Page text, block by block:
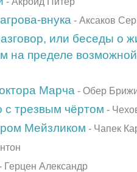
внука - Аксаков
или беседы о
на пределе
Марча - Обер
с трезвым чёртом -
Мейзликом - Чапек
Герцен Александр